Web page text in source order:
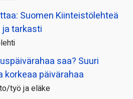
Suomen Kiinteistölehteä
tarkasti
saa? Suuri
korkeaa päivärahaa
työ ja eläke